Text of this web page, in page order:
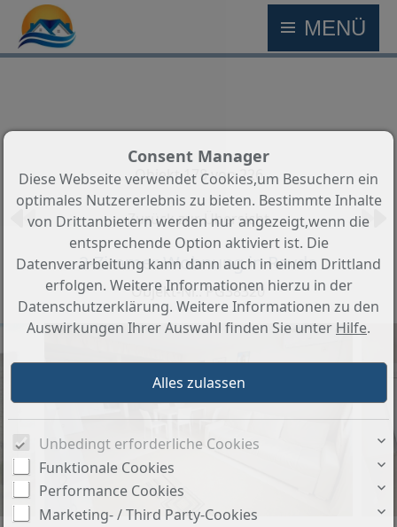
MENÜ
Objekt 178 von 226
Zurück zur Übersicht
2-Zimmer Wohnung in Ravda
Objekt-Nr.: PG38320
Consent Manager
Diese Webseite verwendet Cookies,um Besuchern ein
optimales Nutzererlebnis zu bieten. Bestimmte Inhalte
von Drittanbietern werden nur angezeigt,wenn die
entsprechende Option aktiviert ist. Die
Datenverarbeitung kann dann auch in einem Drittland
erfolgen. Weitere Informationen hierzu in der
Datenschutzerklärung. Weitere Informationen zu den
Auswirkungen Ihrer Auswahl finden Sie unter Hilfe.
Unbedingt erforderliche Cookies
Funktionale Cookies
Performance Cookies
Marketing- / Third Party-Cookies